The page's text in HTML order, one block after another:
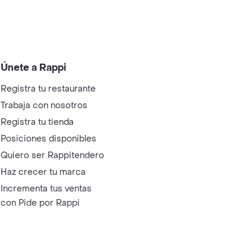
Únete a Rappi
Registra tu restaurante
Trabaja con nosotros
Registra tu tienda
Posiciones disponibles
Quiero ser Rappitendero
Haz crecer tu marca
Incrementa tus ventas
con Pide por Rappi